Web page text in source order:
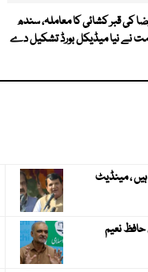
کی قبر کشائی کا معاملہ، سندھ
نے نیا میڈیکل بورڈ تشکیل دے
، مینڈیٹ
حافظ نعیم